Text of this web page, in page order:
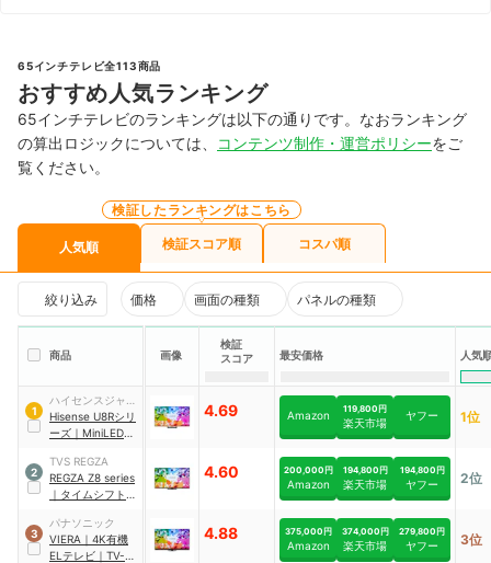
65インチテレビ全113商品
おすすめ人気ランキング
65インチテレビのランキングは以下の通りです。なおランキング
の算出ロジックについては、
コンテンツ制作・運営ポリシーをご
覧ください。
人気順
検証したランキングはこちら
検証スコア順 コスパ順
絞り込み 価格 画面の種類 パネルの種類
商品 画像
検証
スコア
最安価格 人気
1
ハイセンスジャパ
ン
Hisense U8Rシリ
ーズ ｜ MiniLED
65U8R
4.69 Amazon 119,800円
楽天市場
ヤフー 1位
2
TVS REGZA
REGZA Z8 series
｜ タイムシフトマ
LED液晶レグザ
65Z870N
4.60 200,000円
Amazon
194,800円
楽天市場
194,800円
ヤフー 2位
3
パナソニック
VIERA ｜ 4K有機
ELテレビ ｜ TV-
4.88 375,000円
Amazon
374,000円
楽天市場
279,800円
ヤフー 3位